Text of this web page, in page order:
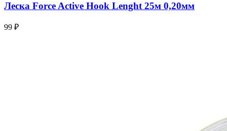
Леска Force Active Hook Lenght 25м 0,20мм
99 ₽